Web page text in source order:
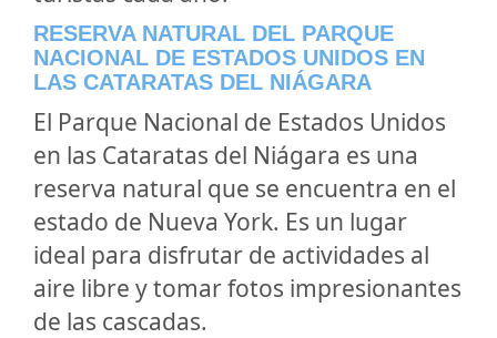
RESERVA NATURAL DEL PARQUE
NACIONAL DE ESTADOS UNIDOS EN
LAS CATARATAS DEL NIÁGARA
El Parque Nacional de Estados Unidos
en las Cataratas del Niágara es una
reserva natural que se encuentra en el
estado de Nueva York. Es un lugar
ideal para disfrutar de actividades al
aire libre y tomar fotos impresionantes
de las cascadas.